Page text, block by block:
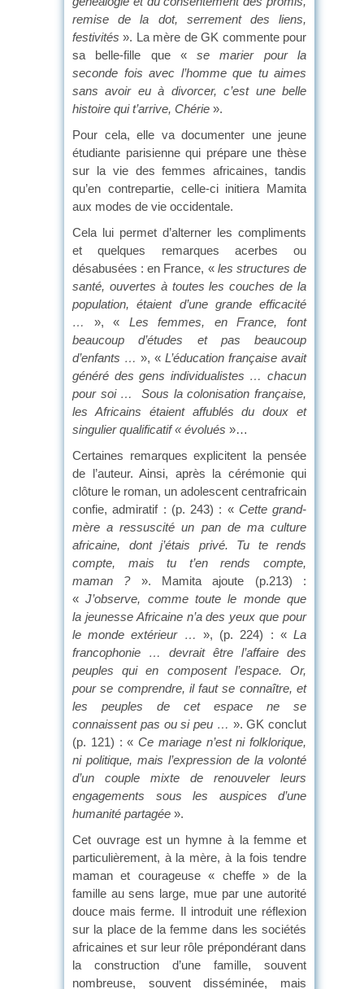
remise de la dot, serrement des liens,
festivités ». La mère de GK commente pour
sa belle-fille que «se marier pour la
seconde fois avec l’homme que tu aimes
sans avoir eu à divorcer, c’est une belle
histoire qui t’arrive, Chérie ».
Pour cela, elle va documenter une jeune
étudiante parisienne qui prépare une thèse
sur la vie des femmes africaines, tandis
qu’en contrepartie, celle-ci initiera Mamita
aux modes de vie occidentale.
Cela lui permet d’alterner les compliments
et quelques remarques acerbes ou
désabusées : en France, « les structures de
santé, ouvertes à toutes les couches de la
population, étaient d’une grande efficacité
…
», « Les femmes, en France, font
beaucoup d’études et pas beaucoup
d’enfants … », « L’éducation française avait
généré des gens individualistes … chacun
pour soi … Sous la colonisation française,
les Africains étaient affublés du doux et
singulier qualificatif « évolués »…
Certaines remarques explicitent la pensée
de l’auteur. Ainsi, après la cérémonie qui
clôture le roman, un adolescent centrafricain
confie, admiratif : (p. 243) : « Cette grand-
mère a ressuscité un pan de ma culture
africaine, dont j’étais privé. Tu te rends
compte, mais tu t’en rends compte,
maman
?». Mamita ajoute (p.213) :
«J’observe, comme toute le monde que
la jeunesse Africaine n’a des yeux que pour
le monde extérieur … », (p. 224) : «La
francophonie … devrait être l’affaire des
peuples qui en composent l’espace. Or,
pour se comprendre, il faut se connaître, et
les peuples de cet espace ne se
connaissent pas ou si peu … ». GK conclut
(p. 121) : « Ce mariage n’est ni folklorique,
ni politique, mais l’expression de la volonté
d’un couple mixte de renouveler leurs
engagements sous les auspices d’une
humanité partagée ».
Cet ouvrage est un hymne à la femme et
particulièrement, à la mère, à la fois tendre
maman et courageuse « cheffe » de la
famille au sens large, mue par une autorité
douce mais ferme. Il introduit une réflexion
sur la place de la femme dans les sociétés
africaines et sur leur rôle prépondérant dans
la construction d’une famille, souvent
nombreuse, souvent disséminée, mais